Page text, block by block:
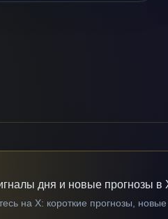
дня и новые прогнозы в
на X: короткие прогнозы,